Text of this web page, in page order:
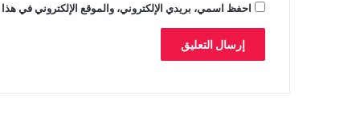
احفظ اسمي، بريدي الإلكتروني، والموقع الإلكتروني في